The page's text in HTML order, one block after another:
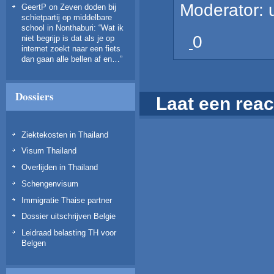
GeertP on Zeven doden bij
schietpartij op middelbare
school in Nonthaburi: “Wat ik
niet begrijp is dat als je op
internet zoekt naar een fiets
dan gaan alle bellen af en… ”
Dossiers
Ziektekosten in Thailand
Visum Thailand
Overlijden in Thailand
Schengenvisum
Immigratie Thaise partner
Dossier uitschrijven Belgie
Leidraad belasting TH voor
Belgen
Moderator:
0
Laat een